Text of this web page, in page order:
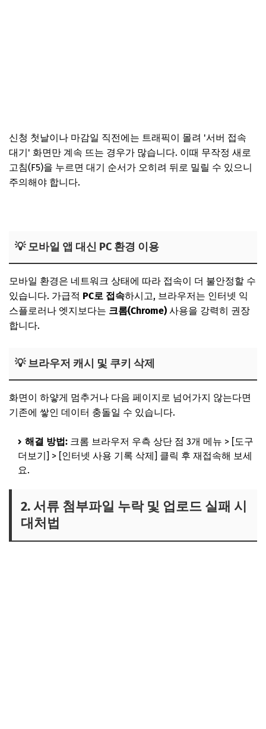
신청 첫날이나 마감일 직전에는 트래픽이 몰려 '서버 접속
대기' 화면만 계속 뜨는 경우가 많습니다. 이때 무작정 새로
고침(F5)을 누르면 대기 순서가 오히려 뒤로 밀릴 수 있으니
주의해야 합니다.
💡 모바일 앱 대신 PC 환경 이용
모바일 환경은 네트워크 상태에 따라 접속이 더 불안정할 수
있습니다. 가급적 PC로 접속하시고, 브라우저는 인터넷 익
스플로러나 엣지보다는 크롬(Chrome) 사용을 강력히 권장
합니다.
💡 브라우저 캐시 및 쿠키 삭제
화면이 하얗게 멈추거나 다음 페이지로 넘어가지 않는다면
기존에 쌓인 데이터 충돌일 수 있습니다.
해결 방법: 크롬 브라우저 우측 상단 점 3개 메뉴 > [도구
더보기] > [인터넷 사용 기록 삭제] 클릭 후 재접속해 보세
요.
2. 서류 첨부파일 누락 및 업로드 실패 시
대처법